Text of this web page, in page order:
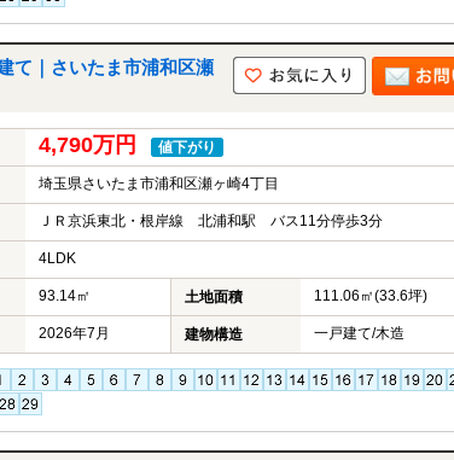
て｜さいたま市浦和区瀬
4,790万円 値下がり
埼玉県さいたま市浦和区瀬ヶ崎4丁目
ＪＲ京浜東北・根岸線 北浦和駅 バス11分停歩3分
4LDK
93.14㎡ 土地面積 111.06㎡(33.6坪)
2026年7月 建物構造 一戸建て/木造